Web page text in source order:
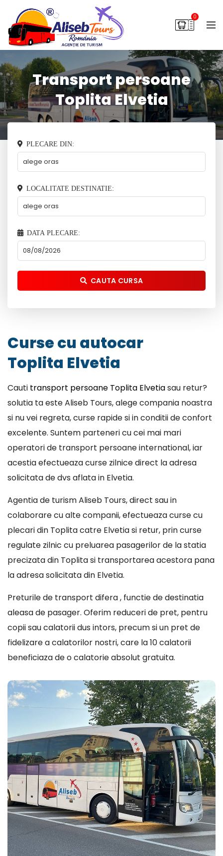
0
Transport persoane
Toplita Elvetia
PLECARE DIN:
LOCALITATE DESTINATIE:
DATA PLECARE:
CAUTA CURSA
Curse cu autocar
Toplita Elvetia
Cauti transport persoane Toplita Elvetiasau retur?
solutia ta este Aliseb Tours, alege compania noastra
si nu vei regreta, curse rapide si in conditii de confort
excelente. Suntem parteneri cu cei mai mari
operatori de transport persoane international, iar
acestia efectueaza curse zilnice direct la adresa
solicitata de dvs aflata in Elvetia.
Agentia de turism Aliseb Tours, direct sau in
colaborare cu alte companii, efectueaza curse cu
plecari din Toplita catre Elvetia si retur, prin curse
regulate zilnic cu preluarea pasagerilor de la statia
precizata din Toplita si transportarea acestora pana
la adresa solicitata din Elvetia.
Preturile de transport difera , functie de destinatia
aleasa de pasager. Oferim reduceri de pret, pentru
copii sau calatorii dus intors, precum si un pret de
fidelizare a calatorilor nostri, care la 10 calatorii
beneficiaza de o calatorie absolut gratuita.